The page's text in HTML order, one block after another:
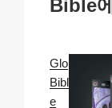
Bible
Glo
Bibl
e